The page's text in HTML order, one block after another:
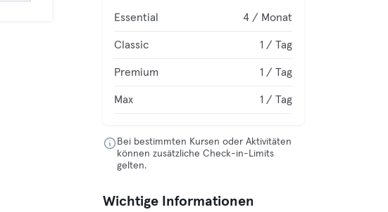
Essential 4 / Monat
Classic 1 / Tag
Premium 1 / Tag
Max 1 / Tag
Bei bestimmten Kursen oder Aktivitäten
können zusätzliche Check-in-Limits
gelten.
Wichtige Informationen